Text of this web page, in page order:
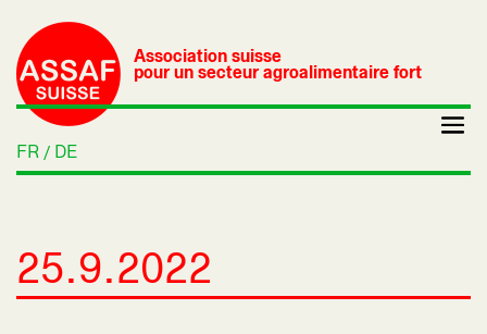
FR DE
Association suisse
pour un secteur agroalimentaire fort
25.9.2022